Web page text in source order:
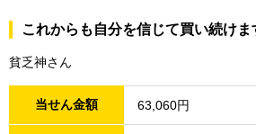
これからも自分を信じて買い続けま
貧乏神さん
当せん金額 63,060円